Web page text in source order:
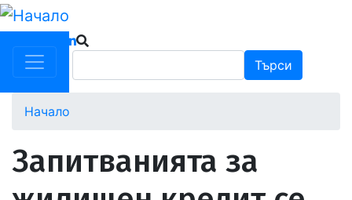
Премини
към
основното
съдържание
Търси
Начало
Запитванията за